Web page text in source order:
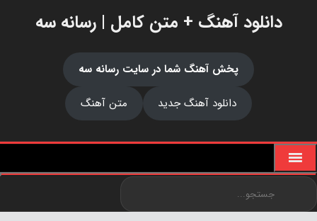
دانلود آهنگ + متن کامل | رسانه سه
پخش آهنگ شما در سایت رسانه سه
دانلود آهنگ جدید
متن آهنگ